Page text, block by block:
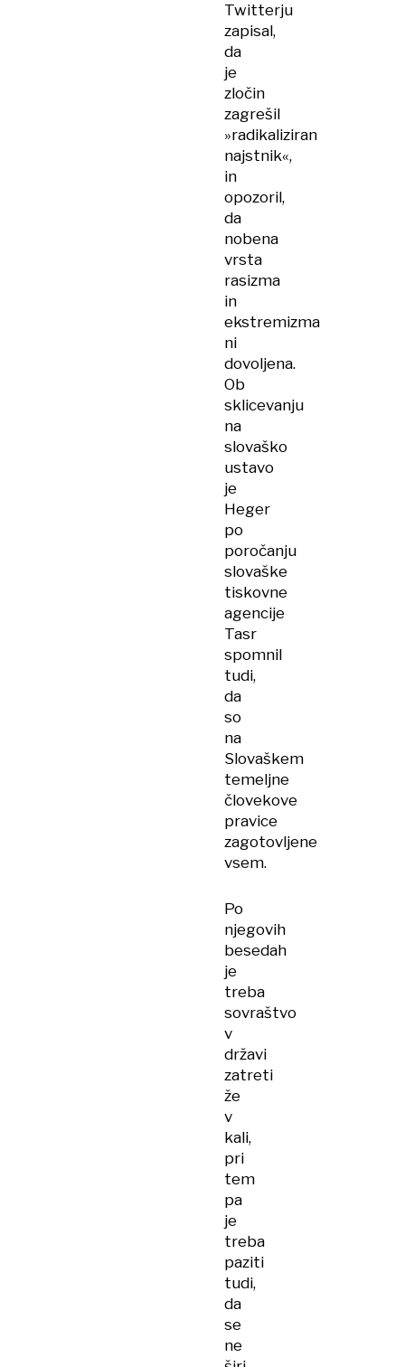
Twitterju
zapisal,
da
je
zločin
zagrešil
»radikaliziran
najstnik«,
in
opozoril,
da
nobena
vrsta
rasizma
in
ekstremizma
ni
dovoljena.
Ob
sklicevanju
na
slovaško
ustavo
je
Heger
po
poročanju
slovaške
tiskovne
agencije
Tasr
spomnil
tudi,
da
so
na
Slovaškem
temeljne
človekove
pravice
zagotovljene
vsem.
Po
njegovih
besedah
je
treba
sovraštvo
v
državi
zatreti
že
v
kali,
pri
tem
pa
je
treba
paziti
tudi,
da
se
ne